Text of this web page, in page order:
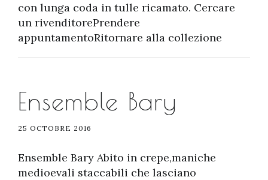
con lunga coda in tulle ricamato. Cercare
un rivenditorePrendere
appuntamentoRitornare alla collezione
Ensemble Bary
25 OCTOBRE 2016
Ensemble Bary Abito in crepe,maniche
medioevali staccabili che lasciano